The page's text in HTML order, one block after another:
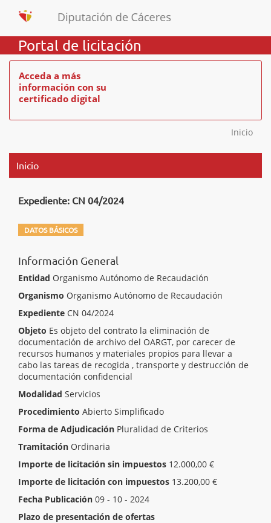
Portal de licitación
Acceda a más
información con su
certificado digital
Inicio
Inicio
Expediente: CN 04/2024
DATOS BÁSICOS
Información General
Entidad Organismo Autónomo de Recaudación
Organismo Organismo Autónomo de Recaudación
Expediente CN 04/2024
Objeto Es objeto del contrato la eliminación de
documentación de archivo del OARGT, por carecer de
recursos humanos y materiales propios para llevar a
cabo las tareas de recogida , transporte y destrucción de
documentación confidencial
Modalidad Servicios
Procedimiento Abierto Simplificado
Forma de Adjudicación Pluralidad de Criterios
Tramitación Ordinaria
Importe de licitación sin impuestos 12.000,00 €
Importe de licitación con impuestos 13.200,00 €
Fecha Publicación 09 - 10 - 2024
Plazo de presentación de ofertas
Inicio del plazo 17 - 09 - 2024 10:44